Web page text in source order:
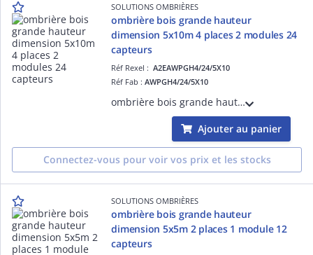
SOLUTIONS OMBRIÈRES
ombrière bois grande hauteur
dimension 5x10m 4 places 2 modules 24
capteurs
Réf Rexel :A2EAWPGH4/24/5X10
Réf Fab :AWPGH4/24/5X10
ombrière bois grande hauteur dimension 5x10m 4 places 2 modules 24 capteurs
Ajouter au panier
Connectez-vous pour voir vos prix et les stocks
SOLUTIONS OMBRIÈRES
ombrière bois grande hauteur
dimension 5x5m 2 places 1 module 12
capteurs